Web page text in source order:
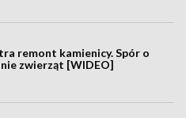
remont kamienicy. Spór o
zwierząt [WIDEO]